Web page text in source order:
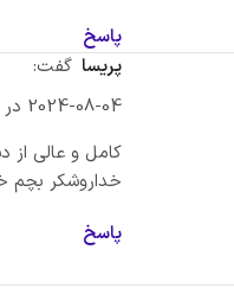
پاسخ
پریسا گفت:
2024-08-04 در 11:23
کامل و عالی از
خداروشکر بچم
پاسخ